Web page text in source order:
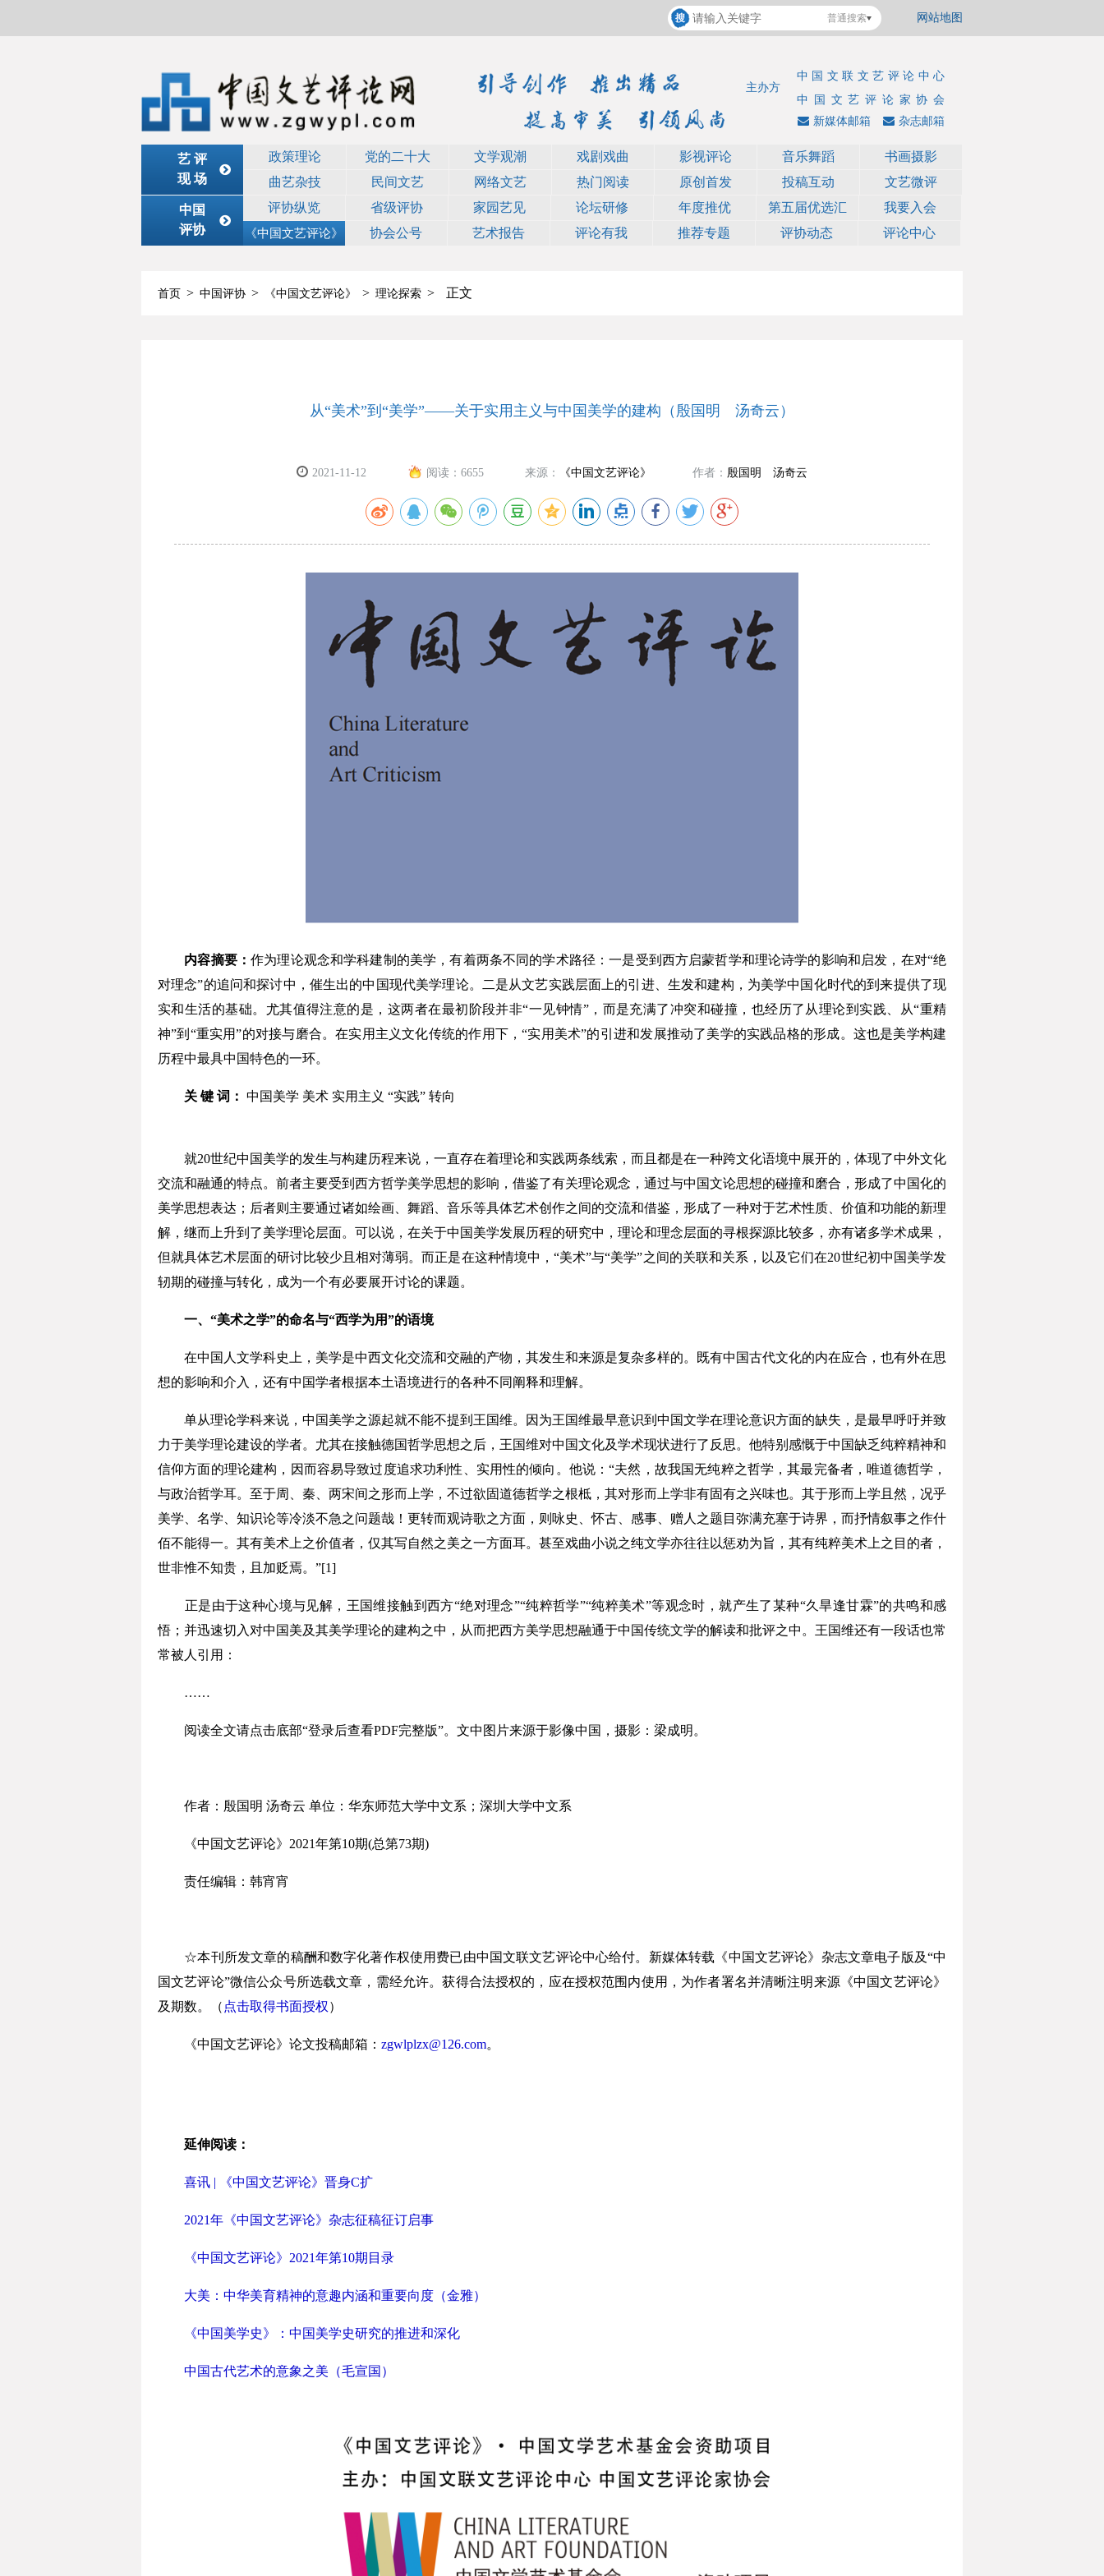
网站地图
普通搜索
中国文联文艺评论中心
中国文艺评论家协会
主办方
杂志邮箱
新媒体邮箱
艺 评
现 场
政策理论 党的二十大 文学观潮 戏剧戏曲 影视评论 音乐舞蹈
书画摄影
曲艺杂技
民间文艺 网络文艺 热门阅读 原创首发 投稿互动
文艺微评
中国
评协
评协纵览 省级评协 家园艺见 论坛研修 年度推优 第五届优选汇 我要入会
《中国文艺评论》 协会公号 艺术报告 评论有我 推荐专题 评协动态 评论中心
首页 > 中国评协 > 《中国文艺评论》 > 理论探索 > 正文
从“美术”到“美学”——关于实用主义与中国美学的建构（殷国明 汤奇云）
2021-11-12 阅读： 6655 来源： 《中国文艺评论》 作者： 殷国明 汤奇云
内容摘要：作为理论观念和学科建制的美学，有着两条不同的学术路径：一是受到西方启蒙哲学和理论诗学的影响和启发，在对“绝
对理念”的追问和探讨中，催生出的中国现代美学理论。二是从文艺实践层面上的引进、生发和建构，为美学中国化时代的到来提供了现
实和生活的基础。尤其值得注意的是，这两者在最初阶段并非“一见钟情”，而是充满了冲突和碰撞，也经历了从理论到实践、从“重精
神”到“重实用”的对接与磨合。在实用主义文化传统的作用下，“实用美术”的引进和发展推动了美学的实践品格的形成。这也是美学构建
历程中最具中国特色的一环。
关 键 词： 中国美学 美术 实用主义 “实践” 转向
就20世纪中国美学的发生与构建历程来说，一直存在着理论和实践两条线索，而且都是在一种跨文化语境中展开的，体现了中外文化
交流和融通的特点。前者主要受到西方哲学美学思想的影响，借鉴了有关理论观念，通过与中国文论思想的碰撞和磨合，形成了中国化的
美学思想表达；后者则主要通过诸如绘画、舞蹈、音乐等具体艺术创作之间的交流和借鉴，形成了一种对于艺术性质、价值和功能的新理
解，继而上升到了美学理论层面。可以说，在关于中国美学发展历程的研究中，理论和理念层面的寻根探源比较多，亦有诸多学术成果，
但就具体艺术层面的研讨比较少且相对薄弱。而正是在这种情境中，“美术”与“美学”之间的关联和关系，以及它们在20世纪初中国美学发
轫期的碰撞与转化，成为一个有必要展开讨论的课题。
一、“美术之学”的命名与“西学为用”的语境
在中国人文学科史上，美学是中西文化交流和交融的产物，其发生和来源是复杂多样的。既有中国古代文化的内在应合，也有外在思
想的影响和介入，还有中国学者根据本土语境进行的各种不同阐释和理解。
单从理论学科来说，中国美学之源起就不能不提到王国维。因为王国维最早意识到中国文学在理论意识方面的缺失，是最早呼吁并致
力于美学理论建设的学者。尤其在接触德国哲学思想之后，王国维对中国文化及学术现状进行了反思。他特别感慨于中国缺乏纯粹精神和
信仰方面的理论建构，因而容易导致过度追求功利性、实用性的倾向。他说：“夫然，故我国无纯粹之哲学，其最完备者，唯道德哲学，
与政治哲学耳。至于周、秦、两宋间之形而上学，不过欲固道德哲学之根柢，其对形而上学非有固有之兴味也。其于形而上学且然，况乎
美学、名学、知识论等冷淡不急之问题哉！更转而观诗歌之方面，则咏史、怀古、感事、赠人之题目弥满充塞于诗界，而抒情叙事之作什
佰不能得一。其有美术上之价值者，仅其写自然之美之一方面耳。甚至戏曲小说之纯文学亦往往以惩劝为旨，其有纯粹美术上之目的者，
世非惟不知贵，且加贬焉。”[1]
正是由于这种心境与见解，王国维接触到西方“绝对理念”“纯粹哲学”“纯粹美术”等观念时，就产生了某种“久旱逢甘霖”的共鸣和感
悟；并迅速切入对中国美及其美学理论的建构之中，从而把西方美学思想融通于中国传统文学的解读和批评之中。王国维还有一段话也常
常被人引用：
……
阅读全文请点击底部“登录后查看PDF完整版”。文中图片来源于影像中国，摄影：梁成明。
作者：殷国明 汤奇云 单位：华东师范大学中文系；深圳大学中文系
《中国文艺评论》2021年第10期(总第73期)
责任编辑：韩宵宵
☆本刊所发文章的稿酬和数字化著作权使用费已由中国文联文艺评论中心给付。新媒体转载《中国文艺评论》杂志文章电子版及“中
国文艺评论”微信公众号所选载文章，需经允许。获得合法授权的，应在授权范围内使用，为作者署名并清晰注明来源《中国文艺评论》
及期数。（ 点击取得书面授权）
《中国文艺评论》论文投稿邮箱： zgwlplzx@126.com。
延伸阅读：
喜讯 | 《中国文艺评论》晋身C扩
2021年《中国文艺评论》杂志征稿征订启事
《中国文艺评论》2021年第10期目录
大美：中华美育精神的意趣内涵和重要向度（金雅）
《中国美学史》：中国美学史研究的推进和深化
中国古代艺术的意象之美（毛宣国）